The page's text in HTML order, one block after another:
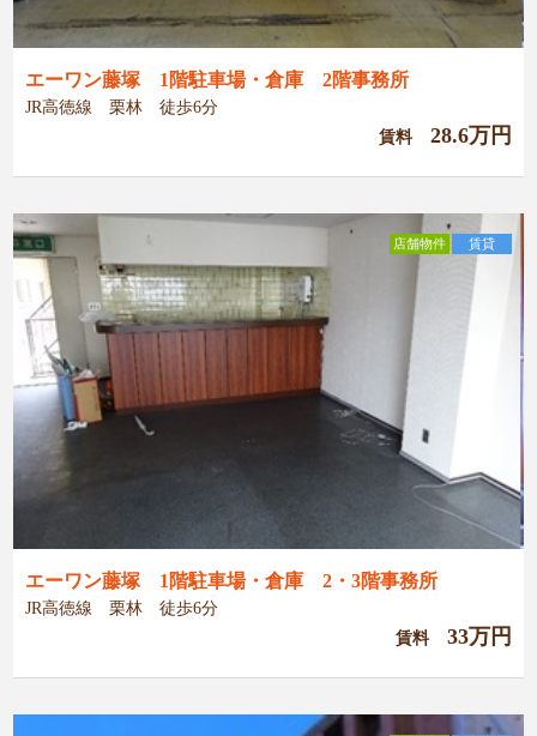
エーワン藤塚 1階駐車場・倉庫 2階事務所
JR高徳線 栗林 徒歩6分
賃料
28.6万円
エーワン藤塚 1階駐車場・倉庫 2・3階事務所
店舗物件 賃貸
JR高徳線 栗林 徒歩6分
賃料
33万円